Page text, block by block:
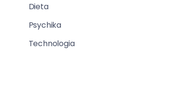
Dieta
Psychika
Technologia